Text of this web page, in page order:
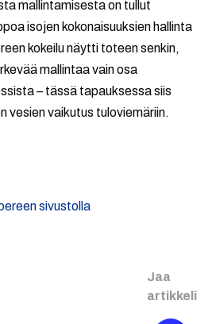
mallintamisesta on tullut
isojen kokonaisuuksien hallinta
kokeilu näytti toteen senkin,
mallintaa vain osa
– tässä tapauksessa siis
vesien vaikutus tuloviemäriin.
sivustolla
Jaa
artikkeli